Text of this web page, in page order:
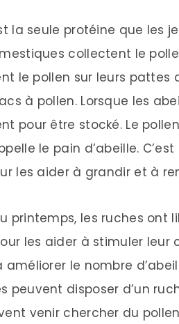
la seule protéine que les
collectent le
le pollen sur leurs
à pollen. Lorsque les
pour être stocké. Le
le pain d’abeille.
les aider à grandir et à
printemps, les ruches
les aider à stimuler
le nombre
peuvent disposer d’un
venir chercher du